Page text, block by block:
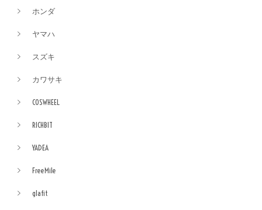
ホンダ
ヤマハ
スズキ
カワサキ
COSWHEEL
RICHBIT
YADEA
FreeMile
glafit